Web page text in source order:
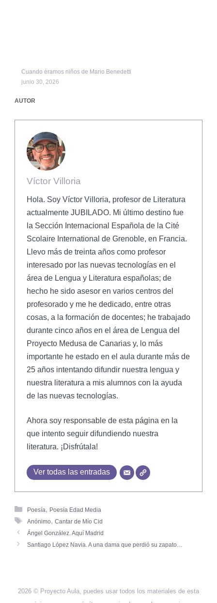
Cuando éramos niños de Mario Benedetti
junio 30, 2026
AUTOR
Víctor Villoria
Hola. Soy Víctor Villoria, profesor de Literatura
actualmente JUBILADO. Mi último destino fue
la Sección Internacional Española de la Cité
Scolaire International de Grenoble, en Francia.
Llevo más de treinta años como profesor
interesado por las nuevas tecnologías en el
área de Lengua y Literatura españolas; de
hecho he sido asesor en varios centros del
profesorado y me he dedicado, entre otras
cosas, a la formación de docentes; he trabajado
durante cinco años en el área de Lengua del
Proyecto Medusa de Canarias y, lo más
importante he estado en el aula durante más de
25 años intentando difundir nuestra lengua y
nuestra literatura a mis alumnos con la ayuda
de las nuevas tecnologías.
Ahora soy responsable de esta página en la
que intento seguir difundiendo nuestra
literatura. ¡Disfrútala!
Ver todas las entradas
Poesía, Poesía Edad Media
Anónimo, Cantar de Mío Cid
Ángel González. Aquí Madrid
Santiago López Navia. A una dama que perdió su zapato…
2026 © Proyecto Aula, puedes usar todos los materiales de esta